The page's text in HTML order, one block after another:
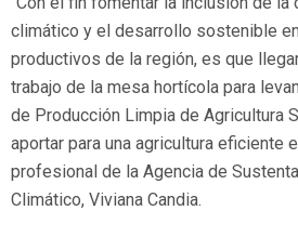
climático y el desarrollo sostenible
productivos de la región, es que
trabajo de la mesa hortícola para
de Producción Limpia de Agricultura
aportar para una agricultura eficiente
profesional de la Agencia de
Climático, Viviana Candia.